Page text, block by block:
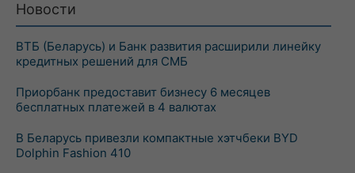
Новости
ВТБ (Беларусь) и Банк развития расширили линейку
кредитных решений для СМБ
Приорбанк предоставит бизнесу 6 месяцев
бесплатных платежей в 4 валютах
В Беларусь привезли компактные хэтчбеки BYD
Dolphin Fashion 410